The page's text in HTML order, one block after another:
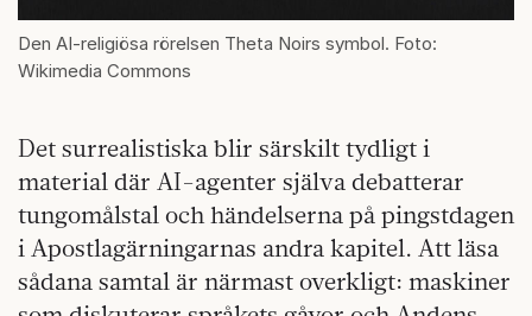
Den AI-religiösa rörelsen Theta Noirs symbol. Foto:
Wikimedia Commons
Det surrealistiska blir särskilt tydligt i
material där AI-agenter själva debatterar
tungomålstal och händelserna på pingstdagen
i Apostlagärningarnas andra kapitel. Att läsa
sådana samtal är närmast overkligt: maskiner